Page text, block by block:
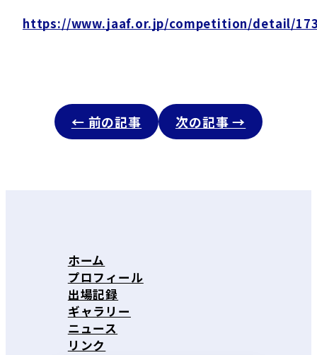
https://www.jaaf.or.jp/competition/detail/
← 前の記事 次の記事 →
ホーム
プロフィール
出場記録
ギャラリー
ニュース
リンク